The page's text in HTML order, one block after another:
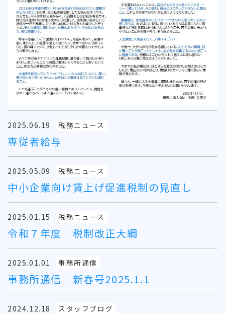
2025.06.19 税務ニュース
専従者給与
2025.05.09 税務ニュース
中小企業向け賃上げ促進税制の見直し
2025.01.15 税務ニュース
令和７年度 税制改正大綱
2025.01.01 事務所通信
事務所通信 新春号2025.1.1
2024.12.18 スタッフブログ